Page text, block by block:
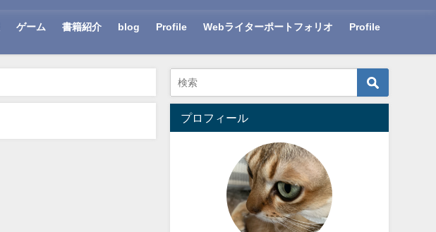
ゲーム 書籍紹介 blog Profile Webライターポートフォリオ Profile
プロフィール